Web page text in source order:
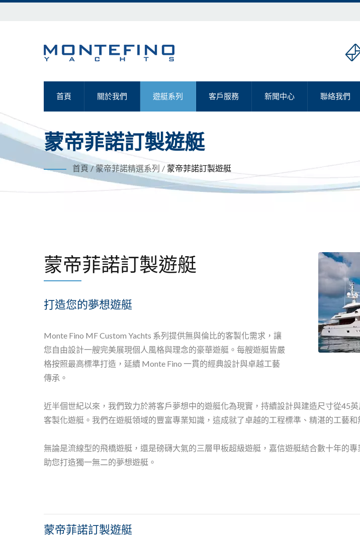
首頁 關於我們 遊艇系列 客戶服務 新聞中心 聯絡我們
蒙帝菲諾訂製遊艇
首頁 / 蒙帝菲諾精選系列 / 蒙帝菲諾訂製遊艇
蒙帝菲諾訂製遊艇
打造您的夢想遊艇
Monte Fino MF Custom Yachts 系列提供無與倫比的客製化需求，讓
您自由設計一艘完美展現個人風格與理念的豪華遊艇。每艘遊艇皆嚴
格按照最高標準打造，延續 Monte Fino 一貫的經典設計與卓越工藝
傳承。
近半個世紀以來，我們致力於將客戶夢想中的遊艇化為現實，持續設計與建造尺寸從45
客製化遊艇。我們在遊艇領域的豐富專業知識，這成就了卓越的工程標準、精湛的工藝和
無論是流線型的飛橋遊艇，還是磅礴大氣的三層甲板超級遊艇，嘉信遊艇結合數十年的
助您打造獨一無二的夢想遊艇。
蒙帝菲諾訂製遊艇